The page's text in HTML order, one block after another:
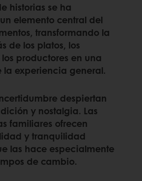
historias se ha
elemento central del
transformando la
de los platos, los
productores en una
la experiencia general.
despiertan
y nostalgia. Las
familiares ofrecen
y tranquilidad
las hace especialmente
de cambio.